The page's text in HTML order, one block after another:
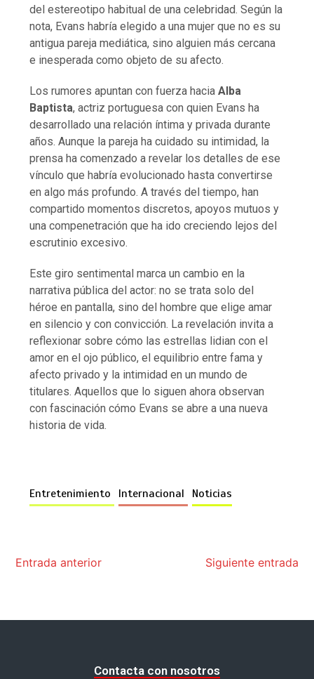
del estereotipo habitual de una celebridad. Según la
nota, Evans habría elegido a una mujer que no es su
antigua pareja mediática, sino alguien más cercana
e inesperada como objeto de su afecto.
Los rumores apuntan con fuerza haciaAlba
Baptista, actriz portuguesa con quien Evans ha
desarrollado una relación íntima y privada durante
años. Aunque la pareja ha cuidado su intimidad, la
prensa ha comenzado a revelar los detalles de ese
vínculo que habría evolucionado hasta convertirse
en algo más profundo. A través del tiempo, han
compartido momentos discretos, apoyos mutuos y
una compenetración que ha ido creciendo lejos del
escrutinio excesivo.
Este giro sentimental marca un cambio en la
narrativa pública del actor: no se trata solo del
héroe en pantalla, sino del hombre que elige amar
en silencio y con convicción. La revelación invita a
reflexionar sobre cómo las estrellas lidian con el
amor en el ojo público, el equilibrio entre fama y
afecto privado y la intimidad en un mundo de
titulares. Aquellos que lo siguen ahora observan
con fascinación cómo Evans se abre a una nueva
historia de vida.
Entretenimiento Internacional Noticias
Entrada anterior Siguiente entrada
Contacta con nosotros